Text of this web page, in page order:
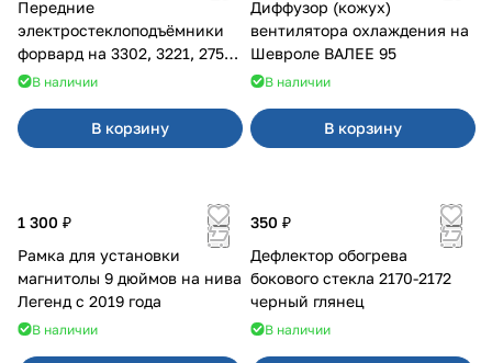
Передние
электростеклоподъёмники
форвард на 3302, 3221, 2752,
2217В наличии
В корзину
Диффузор (кожух)
вентилятора охлаждения на
Шевроле ВАЛЕЕ 95
В наличии
В корзину
1 300 ₽
Рамка для установки
магнитолы 9 дюймов на нива
Легенд с 2019 года
В наличии
350 ₽
Дефлектор обогрева
бокового стекла 2170-2172
черный глянец
В наличии